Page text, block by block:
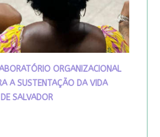
ORGANIZACIONAL
A SUSTENTAÇÃO DA VIDA
DE SALVADOR